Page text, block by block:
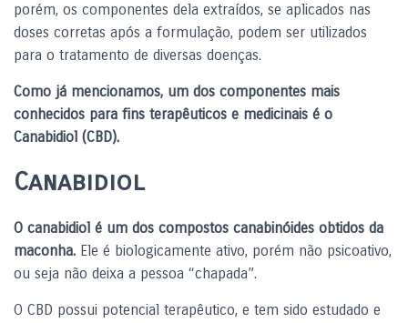
porém, os componentes dela extraídos, se aplicados nas
doses corretas após a formulação, podem ser utilizados
para o tratamento de diversas doenças.
Como já mencionamos, um dos componentes mais
conhecidos para fins terapêuticos e medicinais é o
Canabidiol (CBD).
Canabidiol
O canabidiol é um dos compostos canabinóides obtidos da
maconha. Ele é biologicamente ativo, porém não psicoativo,
ou seja não deixa a pessoa “chapada”.
O CBD possui potencial terapêutico, e tem sido estudado e